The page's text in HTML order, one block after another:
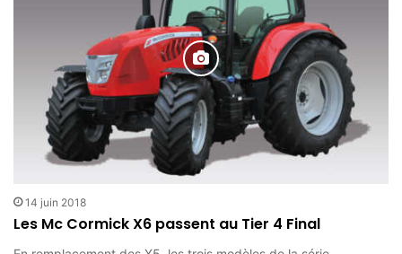
14 juin 2018
Les Mc Cormick X6 passent au Tier 4 Final